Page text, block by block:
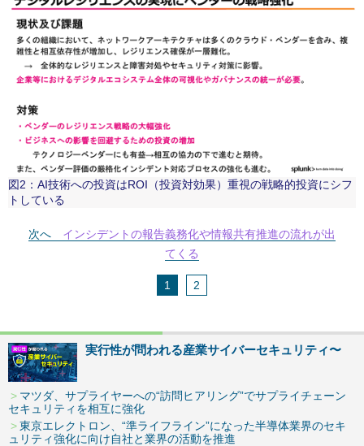
図2：AI技術への投資はROI（投資対効果）重視の戦略的投資にシフ
トしている
次へ
インシデントの報告義務化や情報共有推進の流れが出
てくる
1 2
実行性が問われる産業サイバーセキュリティ〜
マツダ、サプライヤーへの“訪問ヒアリング”でサプライチェーン
セキュリティを相互に強化
東京エレクトロン、“準ライフライン”になった半導体業界のセキ
ュリティ強化に向け自社と業界の活動を推進